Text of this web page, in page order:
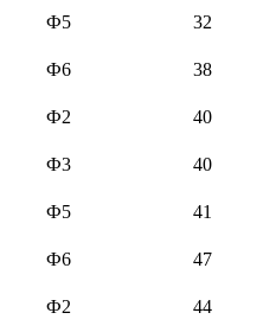
Ф5
32
Ф6
38
Ф2
40
Ф3
40
Ф5
41
Ф6
47
Ф2
44